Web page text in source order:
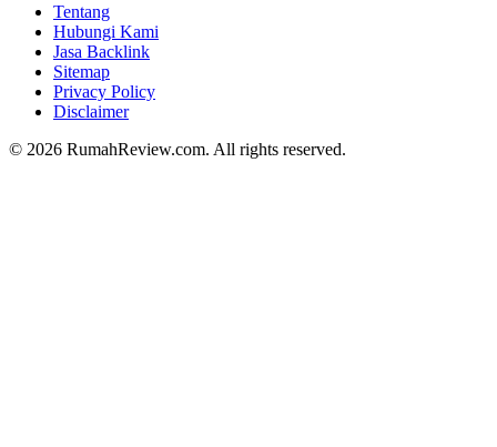
Tentang
Hubungi Kami
Jasa Backlink
Sitemap
Privacy Policy
Disclaimer
© 2026 RumahReview.com. All rights reserved.